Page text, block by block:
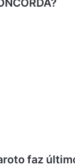
faz